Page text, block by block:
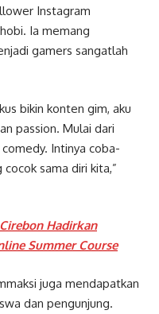
Instagram
Ia memang
gamers sangatlah
bikin konten gim, aku
passion. Mulai dari
Intinya coba-
sama diri kita,”
Hadirkan
Summer Course
juga mendapatkan
dan pengunjung.